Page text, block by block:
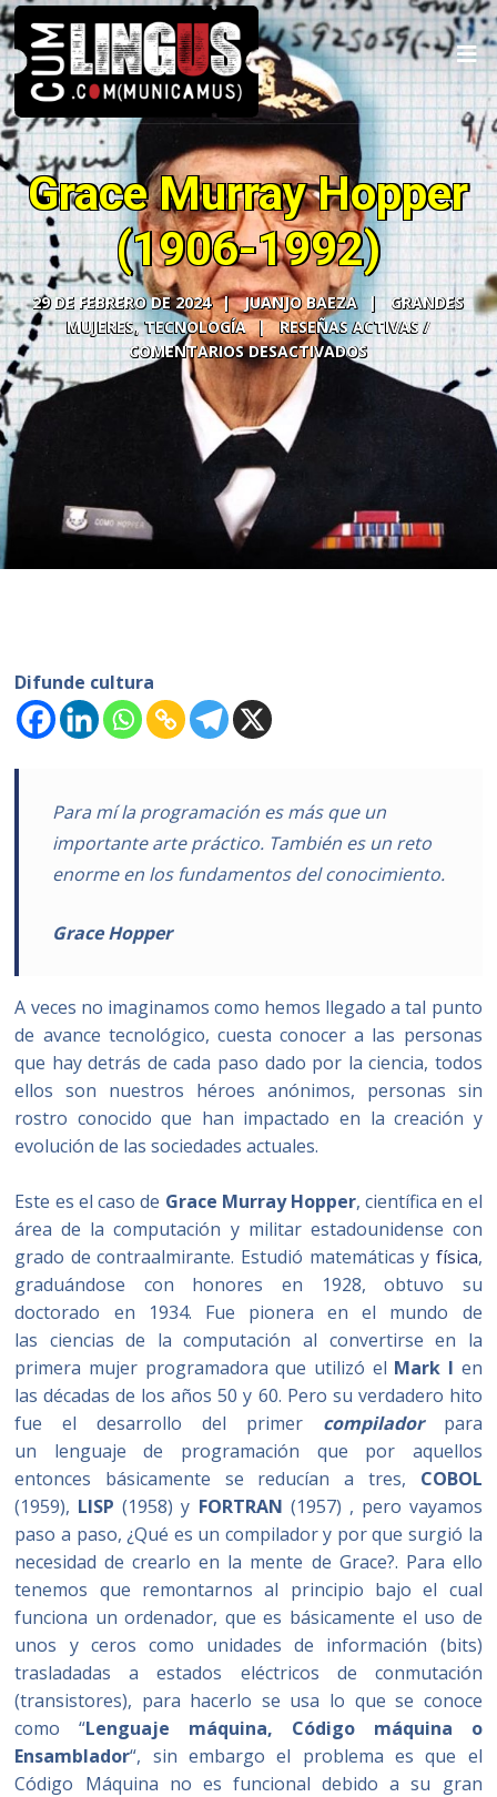
Grace Murray Hopper
(1906-1992)
29 DE FEBRERO DE 2024 JUANJO BAEZA
GRANDES
MUJERES,TECNOLOGÍA
COMENTARIOS DESACTIVADOS
Difunde cultura
Para mí la programación es más que un
importante arte práctico. También es un reto
enorme en los fundamentos del conocimiento.
Grace Hopper
A veces no imaginamos como hemos llegado a tal punto
de avance tecnológico, cuesta conocer a las personas
que hay detrás de cada paso dado por la ciencia, todos
ellos son nuestros héroes anónimos, personas sin
rostro conocido que han impactado en la creación y
evolución de las sociedades actuales.
Este es el caso de Grace Murray Hopper, científica en el
área de la computación y militar estadounidense con
grado de contraalmirante. Estudió matemáticas y física,
graduándose con honores en 1928, obtuvo su
doctorado en 1934. Fue pionera en el mundo de
las ciencias de la computación al convertirse en la
primera mujer programadora que utilizó el Mark I en
las décadas de los años 50 y 60. Pero su verdadero hito
fue el desarrollo del primer compiladorpara
un lenguaje de programación que por aquellos
entonces básicamente se reducían a tres, COBOL
(1959), LISP (1958) y FORTRAN (1957) , pero vayamos
paso a paso, ¿Qué es un compilador y por que surgió la
necesidad de crearlo en la mente de Grace?. Para ello
tenemos que remontarnos al principio bajo el cual
funciona un ordenador, que es básicamente el uso de
unos y ceros como unidades de información (bits)
trasladadas a estados eléctricos de conmutación
(transistores), para hacerlo se usa lo que se conoce
como “Lenguaje máquina, Código máquina o
Ensamblador“, sin embargo el problema es que el
Código Máquina no es funcional debido a su gran